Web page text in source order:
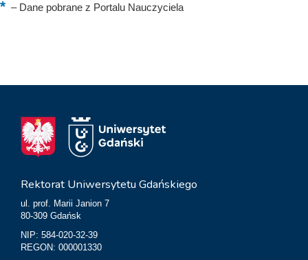
–Dane pobrane z Portalu Nauczyciela
Rektorat Uniwersytetu Gdańskiego
ul. prof. Marii Janion 7
80-309 Gdańsk
NIP: 584-020-32-39
REGON: 000001330